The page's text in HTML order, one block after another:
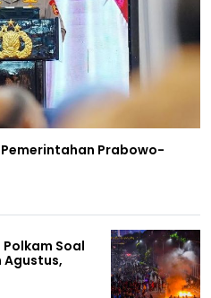
Prabowo-
Soal
Agustus,